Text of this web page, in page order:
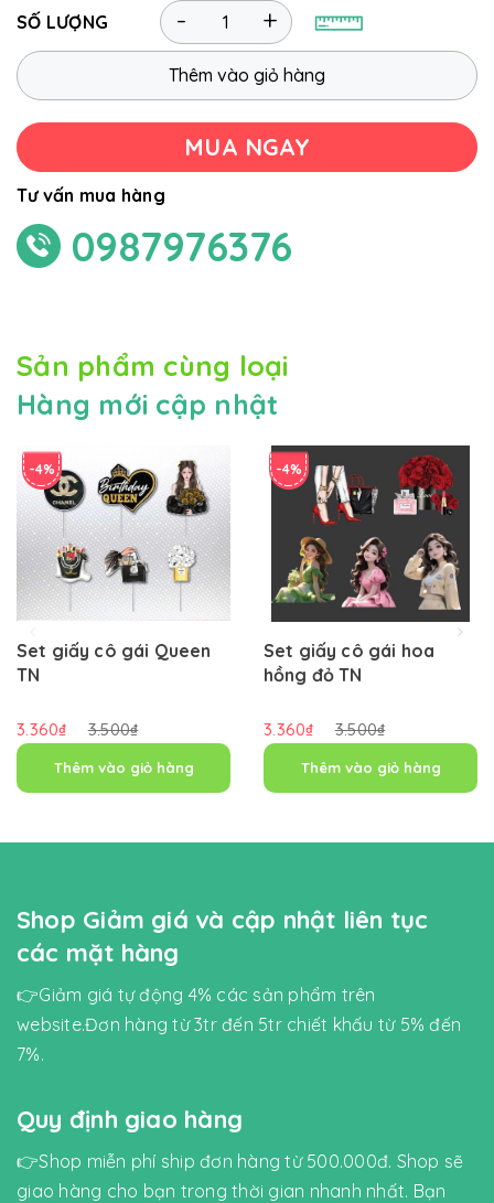
SỐ LƯỢNG +
-
Thêm vào giỏ hàng
MUA NGAY
Tư vấn mua hàng
0987976376
Sản phẩm cùng loại
Hàng mới cập nhật
-4%
Set giấy cô gái Queen
TN
3.360₫ 3.500₫
Thêm vào giỏ hàng
-4%
Set giấy cô gái hoa
hồng đỏ TN
3.360₫ 3.500₫
Thêm vào giỏ hàng
Shop Giảm giá và cập nhật liên tục
các mặt hàng
👉Giảm giá tự động 4% các sản phẩm trên
website.Đơn hàng từ 3tr đến 5tr chiết khấu từ 5% đến
7%.
Quy định giao hàng
👉Shop miễn phí ship đơn hàng từ 500.000đ. Shop sẽ
giao hàng cho bạn trong thời gian nhanh nhất. Bạn